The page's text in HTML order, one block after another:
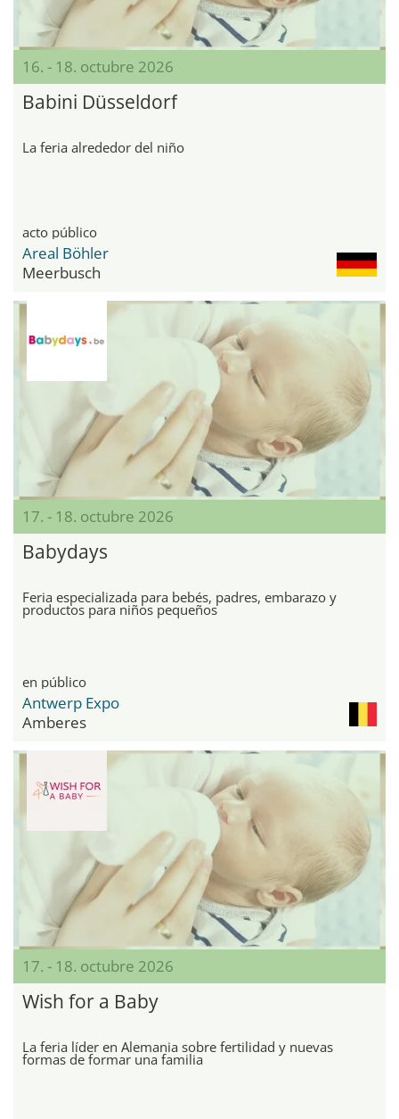
16. - 18. octubre 2026
Babini Düsseldorf
La feria alrededor del niño
acto público
Areal Böhler
Meerbusch
17. - 18. octubre 2026
Babydays
Feria especializada para bebés, padres, embarazo y
productos para niños pequeños
en público
Antwerp Expo
Amberes
17. - 18. octubre 2026
Wish for a Baby
La feria líder en Alemania sobre fertilidad y nuevas
formas de formar una familia